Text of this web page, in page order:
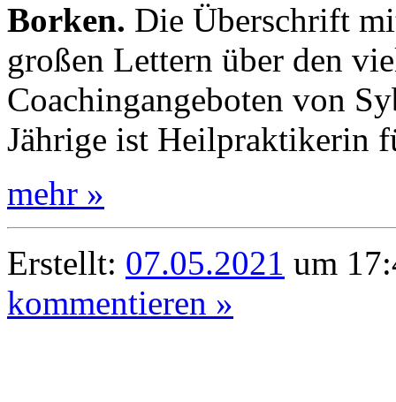
Borken. Die Überschrift
großen Lettern über den
Coachingangeboten von
Jährige ist Heilpraktikerin
mehr »
Erstellt: 07.05.2021 um
kommentieren »